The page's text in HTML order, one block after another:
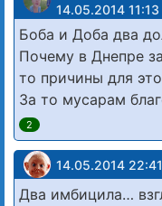
14.05.2014 11:13
Боба и Доба два
Почему в Днепре
то причины для
За то мусарам
2
14.05.2014 22:41
Два имбицила…